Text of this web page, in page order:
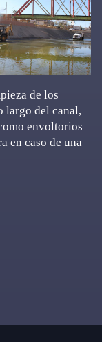
de los
largo del canal,
envoltorios
en caso de una